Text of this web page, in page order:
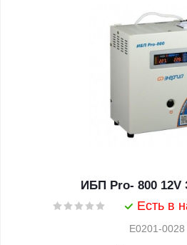
ИБП Pro- 800 12V
Есть в
Е0201-0028